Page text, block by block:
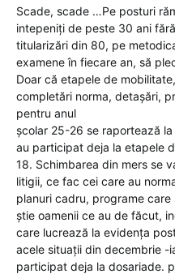
Scade, scade …Pe posturi
intepeniți de peste 30 ani
titularizări din 80, pe
examene în fiecare an, să
Doar că etapele de
completări norma, detașări,
pentru anul
școlar 25-26 se raportează
au participat deja la etapele
18. Schimbarea din mers se
litigii, ce fac cei care au
planuri cadru, programe
știe oamenii ce au de făcut,
care lucrează la evidența
acele situații din decembrie -
participat deja la dosariade.